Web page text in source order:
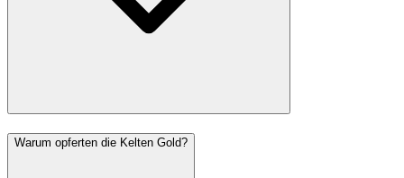
Warum opferten die Kelten Gold?